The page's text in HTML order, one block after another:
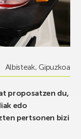
Albisteak,Gipuzkoa
proposatzen du,
edo
pertsonen bizi